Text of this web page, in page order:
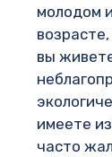
молодом
вы
имеете
часто